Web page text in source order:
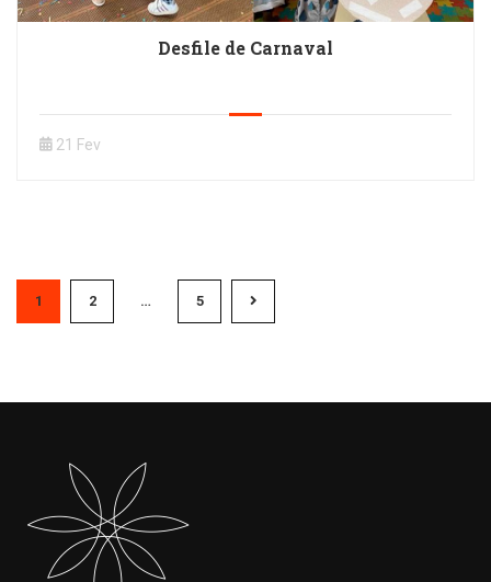
Desfile de Carnaval
21 Fev
1 2 … 5